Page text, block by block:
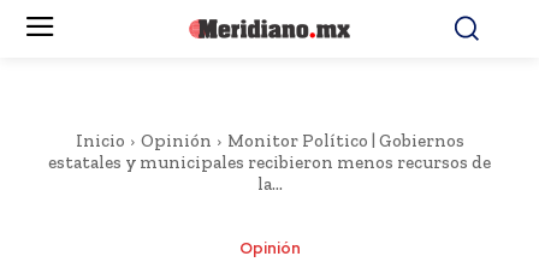
Inicio Opinión
Monitor Político | Gobiernos
estatales y municipales recibieron menos recursos de
la...
Opinión